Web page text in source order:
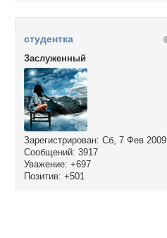
студентка
Заслуженный
Зарегистрирован: Сб, 7 Фев 2009
Сообщений: 3917
Уважение: +697
Позитив: +501